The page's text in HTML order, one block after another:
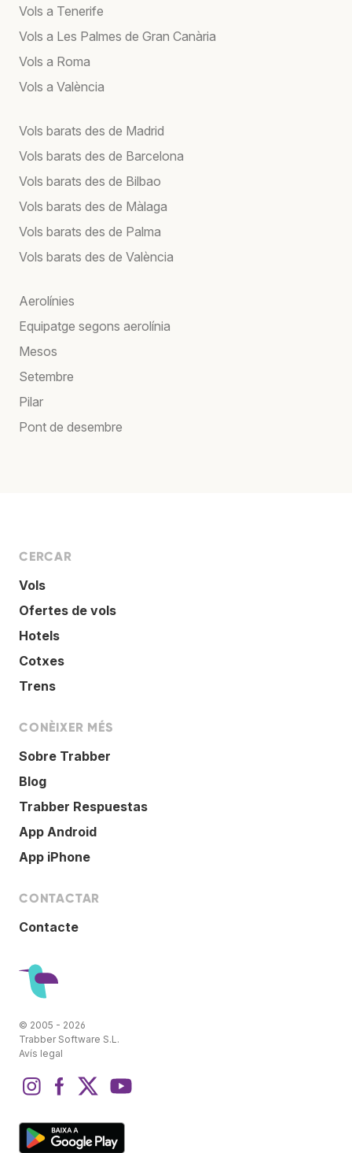
Vols a Tenerife
Vols a Les Palmes de Gran Canària
Vols a Roma
Vols a València
Vols barats des de Madrid
Vols barats des de Barcelona
Vols barats des de Bilbao
Vols barats des de Màlaga
Vols barats des de Palma
Vols barats des de València
Aerolínies
Equipatge segons aerolínia
Mesos
Setembre
Pilar
Pont de desembre
CERCAR
Vols
Ofertes de vols
Hotels
Cotxes
Trens
CONÈIXER MÉS
Sobre Trabber
Blog
Trabber Respuestas
App Android
App iPhone
CONTACTAR
Contacte
© 2005 - 2026
Trabber Software S.L.
Avís legal